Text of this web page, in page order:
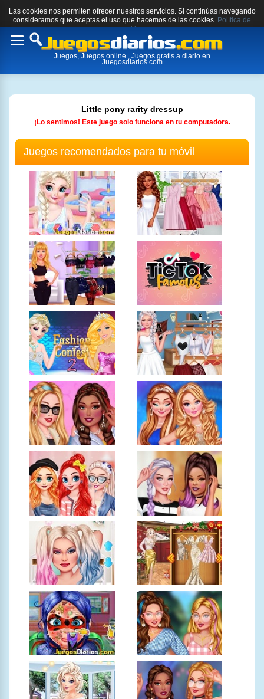
Las cookies nos permiten ofrecer nuestros servicios. Si continúas navegando
consideramos que aceptas el uso que hacemos de las cookies. Política de
cookies.
Toggle
Juegos, Juegos online , Juegos gratis a diario en
Juegosdiarios.com
Little pony rarity dressup
¡Lo sentimos! Este juego solo funciona en tu computadora.
Juegos recomendados para tu móvil